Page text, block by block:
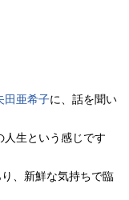
田亜希子に、話を聞い
人生という感じです
、新鮮な気持ちで臨